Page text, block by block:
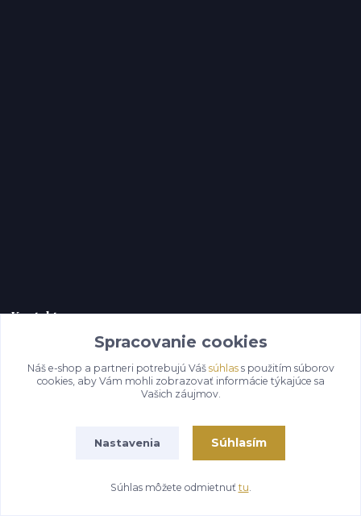
Kontakty
mojadielnicka.sk
Spracovanie cookies
Náš e-shop a partneri potrebujú Váš súhlass použitím súborov
cookies, aby Vám mohli zobrazovať informácie týkajúce sa
Vašich záujmov.
Nastavenia Súhlasím
Súhlas môžete odmietnuť tu